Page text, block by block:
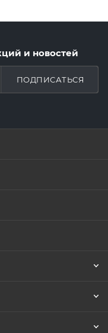
и новостей
ПОДПИСАТЬСЯ